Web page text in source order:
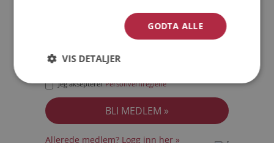
Jeg akseptererPersonvernreglene
Allerede medlem? Logg inn her »
GODTA ALLE
VIS DETALJER